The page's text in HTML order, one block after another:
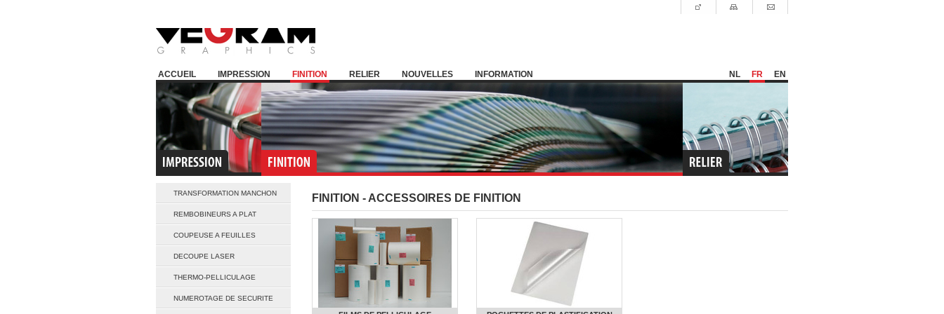
ACCUEIL IMPRESSION FINITION RELIER NOUVELLES INFORMATION NL FR EN
TRANSFORMATION MANCHON
REMBOBINEURS A PLAT
COUPEUSE A FEUILLES
DECOUPE LASER
THERMO-PELLICULAGE
NUMEROTAGE DE SECURITE
FINITION - ACCESSOIRES DE FINITION